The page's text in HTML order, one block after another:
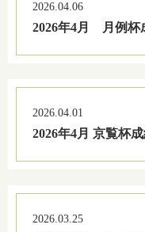
2026.04.06
2026年4月 月例杯
2026.04.01
2026年4月 京覧杯
2026.03.25